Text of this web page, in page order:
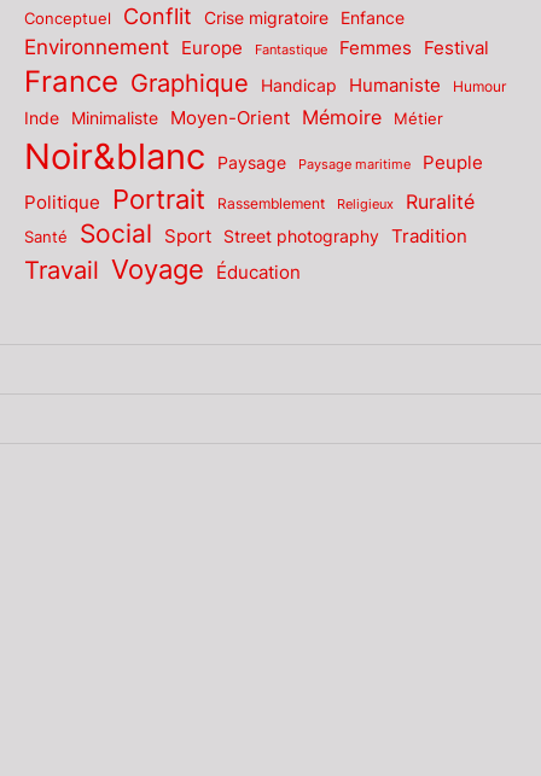
Conceptuel Conflit Crise migratoire Enfance
Environnement Europe Fantastique Femmes Festival
France Graphique Handicap Humaniste Humour
Inde Minimaliste Moyen-Orient Mémoire Métier
Noir&blanc Paysage Paysage maritime Peuple
Politique Portrait Rassemblement Religieux Ruralité
Santé Social Sport Street photography Tradition
Travail Voyage Éducation